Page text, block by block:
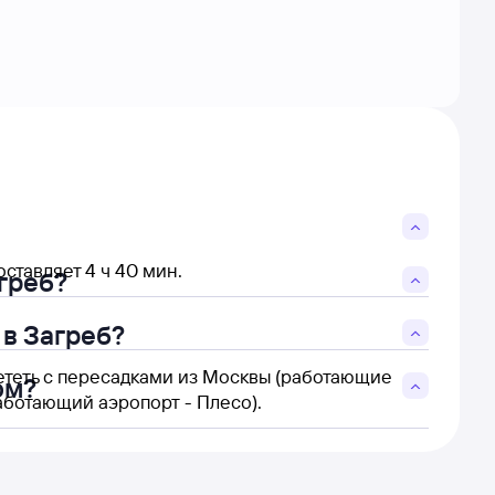
4 ч 40 мин.
Загреб?
с пересадками из Москвы (работающие
аэропорт - Плесо).